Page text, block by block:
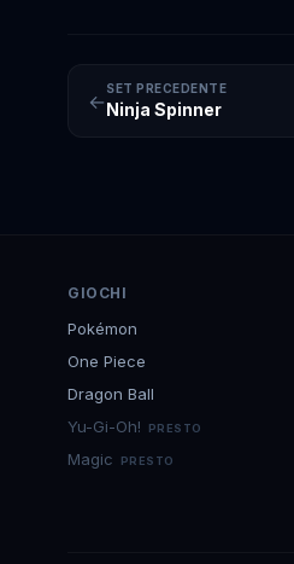
←
SET PRECEDENTE
Ninja Spinner
GIOCHI
Pokémon
One Piece
Dragon Ball
Yu-Gi-Oh!
PRESTO
Magic PRESTO